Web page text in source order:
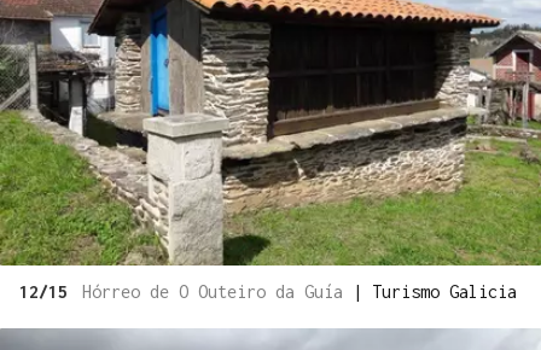
12/15 Hórreo de O Outeiro da Guía | Turismo Galicia